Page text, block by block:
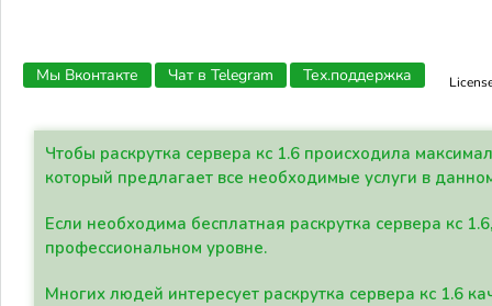
Мы Вконтакте Чат в Telegram Тех.поддержка
Чтобы раскрутка сервера кс 1.6 происходила
который предлагает все необходимые услуги в
Если необходима бесплатная раскрутка сервера кс
профессиональном уровне.
Многих людей интересует раскрутка сервера кс 1.6